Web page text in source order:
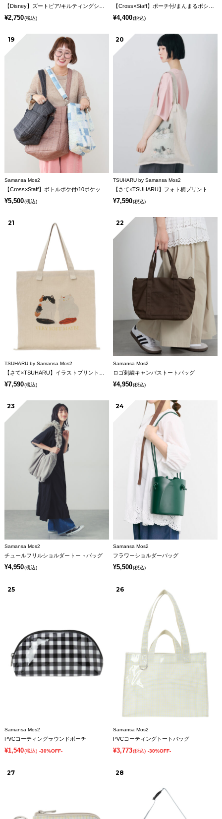
¥2,750(税込) ¥4,400(税込)
19
Samansa Mos2
¥5,500(税込)
20
TSUHARU by Samansa Mos2
¥7,590(税込)
21
TSUHARU by Samansa Mos2
¥7,590(税込)
22
Samansa Mos2
ロゴ刺繍キャンバストートバッグ
¥4,950(税込)
23
Samansa Mos2
チュールフリルショルダートートバッグ
¥4,950(税込)
24
Samansa Mos2
フラワーショルダーバッグ
¥5,500(税込)
25
Samansa Mos2
PVCコーティングラウンドポーチ
¥1,540(税込) -30%OFF-
26
Samansa Mos2
PVCコーティングトートバッグ
¥3,773(税込) -30%OFF-
27 28